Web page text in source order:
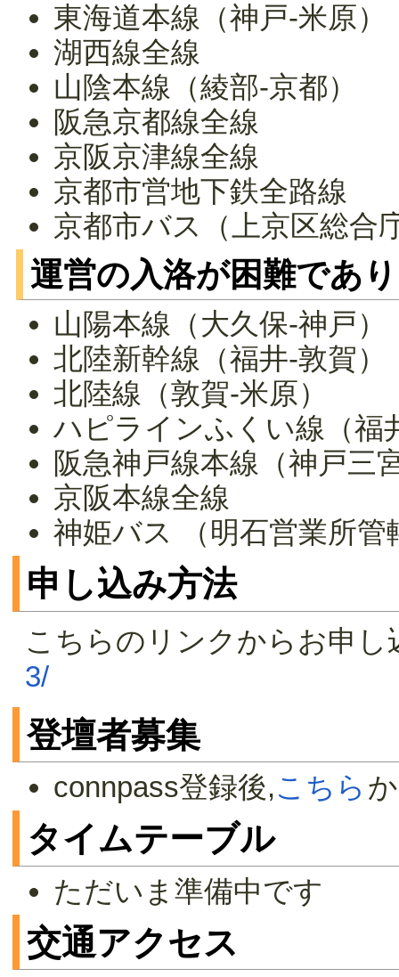
東海道本線（神戸-米原）
湖西線全線
山陰本線（綾部-京都）
阪急京都線全線
京阪京津線全線
京都市営地下鉄全路線
京都市バス（上京区総合
運営の入洛が困難であ
山陽本線（大久保-神戸）
北陸新幹線（福井-敦賀）
北陸線（敦賀-米原）
ハピラインふくい線（福
阪急神戸線本線（神戸三
京阪本線全線
神姫バス （明石営業所管
申し込み方法
こちらのリンクからお申
3/
登壇者募集
connpass登録後,こちら
タイムテーブル
ただいま準備中です
交通アクセス